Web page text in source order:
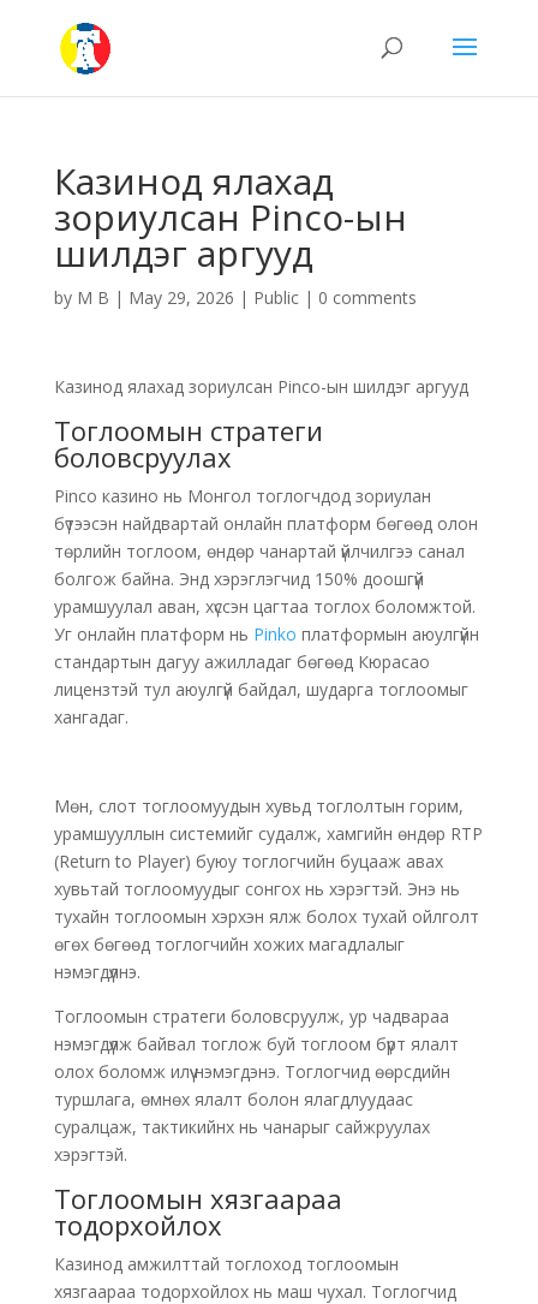
Казинод ялахад
зориулсан Pinco-ын
шилдэг аргууд
by M B | May 29, 2026 | Public| 0 comments
Казинод ялахад зориулсан Pinco-ын шилдэг аргууд
Тоглоомын стратеги
боловсруулах
Pinco казино нь Монгол тоглогчдод зориулан
бүтээсэн найдвартай онлайн платформ бөгөөд олон
төрлийн тоглоом, өндөр чанартай үйлчилгээ санал
болгож байна. Энд хэрэглэгчид 150% доошгүй
урамшуулал аван, хүссэн цагтаа тоглох боломжтой.
Уг онлайн платформ нь Pinko платформын аюулгүйн
стандартын дагуу ажилладаг бөгөөд Кюрасао
лицензтэй тул аюулгүй байдал, шударга тоглоомыг
хангадаг.
Мөн, слот тоглоомуудын хувьд тоглолтын горим,
урамшууллын системийг судалж, хамгийн өндөр RTP
(Return to Player) буюу тоглогчийн буцааж авах
хувьтай тоглоомуудыг сонгох нь хэрэгтэй. Энэ нь
тухайн тоглоомын хэрхэн ялж болох тухай ойлголт
өгөх бөгөөд тоглогчийн хожих магадлалыг
нэмэгдүүлнэ.
Тоглоомын стратеги боловсруулж, ур чадвараа
нэмэгдүүлж байвал тоглож буй тоглоом бүрт ялалт
олох боломж илүү нэмэгдэнэ. Тоглогчид өөрсдийн
туршлага, өмнөх ялалт болон ялагдлуудаас
суралцаж, тактикийнх нь чанарыг сайжруулах
хэрэгтэй.
Тоглоомын хязгаараа
тодорхойлох
Казинод амжилттай тоглоход тоглоомын
хязгаараа тодорхойлох нь маш чухал. Тоглогчид